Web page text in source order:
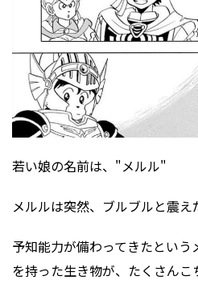
若い娘の名前は、"メルル"
メルルは突然、ブルブルと震え
予知能力が備わってきたとい
を持った生き物が、たくさん